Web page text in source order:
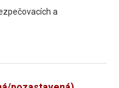
a